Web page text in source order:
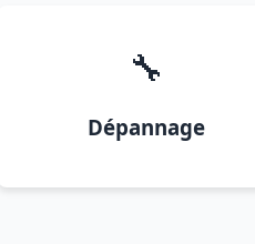
🔧
Dépannage